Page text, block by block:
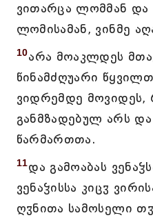
ვითარცა ლომმან და
ლომისამან, ვინმე
10არა მოაკლდეს
წინამძღუარი
ვიდრემდე მოვიდეს,
განმზადებულ არს
წარმართთა.
11და გამოაბას
ვენაჴისსა კიცჳ
ღჳნითა სამოსელი